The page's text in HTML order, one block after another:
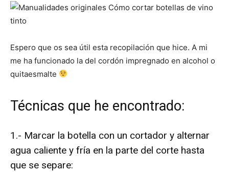
Espero que os sea útil esta recopilación que hice. A mi
me ha funcionado la del cordón impregnado en alcohol o
quitaesmalte
Técnicas que he encontrado:
1.- Marcar la botella con un cortador y alternar
agua caliente y fría en la parte del corte hasta
que se separe: